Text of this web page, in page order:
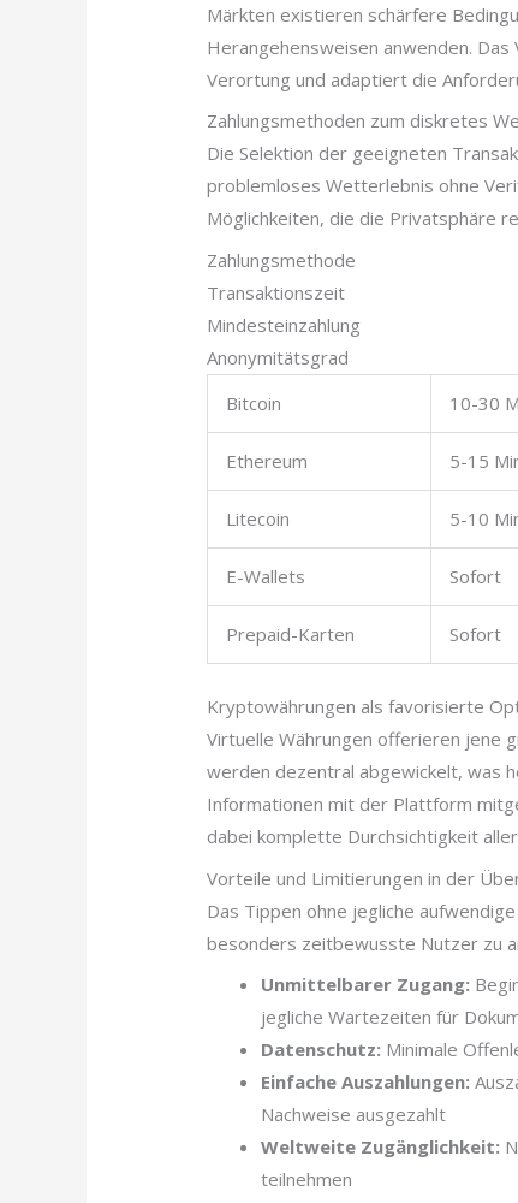
Märkten existieren schärfere
Herangehensweisen anwenden.
Verortung und adaptiert die
Zahlungsmethoden zum diskretes
Die Selektion der geeigneten
problemloses Wetterlebnis ohne
Möglichkeiten, die die Privatsphäre
Zahlungsmethode
Transaktionszeit
Mindesteinzahlung
Anonymitätsgrad
Bitcoin
10-30
Ethereum 5-15
Litecoin 5-10
E-Wallets Sofort
Prepaid-Karten Sofort
Kryptowährungen als favorisierte
Virtuelle Währungen offerieren jene
werden dezentral abgewickelt, was
Informationen mit der Plattform
dabei komplette Durchsichtigkeit
Vorteile und Limitierungen in der
Das Tippen ohne jegliche
besonders zeitbewusste Nutzer zu
Unmittelbarer Zugang:
jegliche Wartezeiten für
Datenschutz: Minimale
Einfache Auszahlungen:
Nachweise ausgezahlt
Weltweite Zugänglichkeit:
teilnehmen